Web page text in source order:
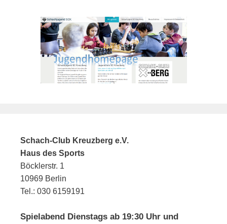
Schach-Club Kreuzberg e.V.
Haus des Sports
Böcklerstr. 1
10969 Berlin
Tel.: 030 6159191
Spielabend Dienstags ab 19:30 Uhr und